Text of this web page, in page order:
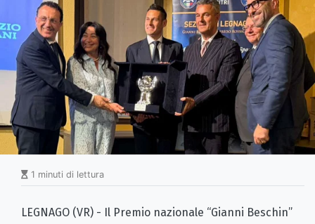
1 minuti di lettura
LEGNAGO (VR) - Il Premio nazionale “Gianni Beschin”